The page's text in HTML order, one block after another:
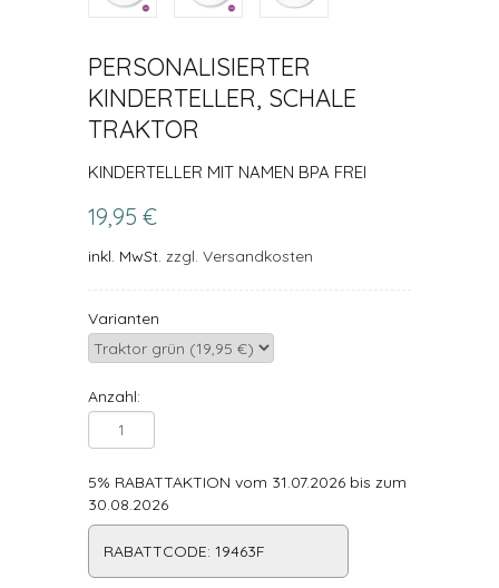
PERSONALISIERTER
KINDERTELLER, SCHALE
TRAKTOR
KINDERTELLER MIT NAMEN BPA FREI
19,95 €
inkl. MwSt. zzgl. Versandkosten
Varianten
Anzahl:
5% RABATTAKTION vom 31.07.2026 bis zum
30.08.2026
RABATTCODE: 19463F